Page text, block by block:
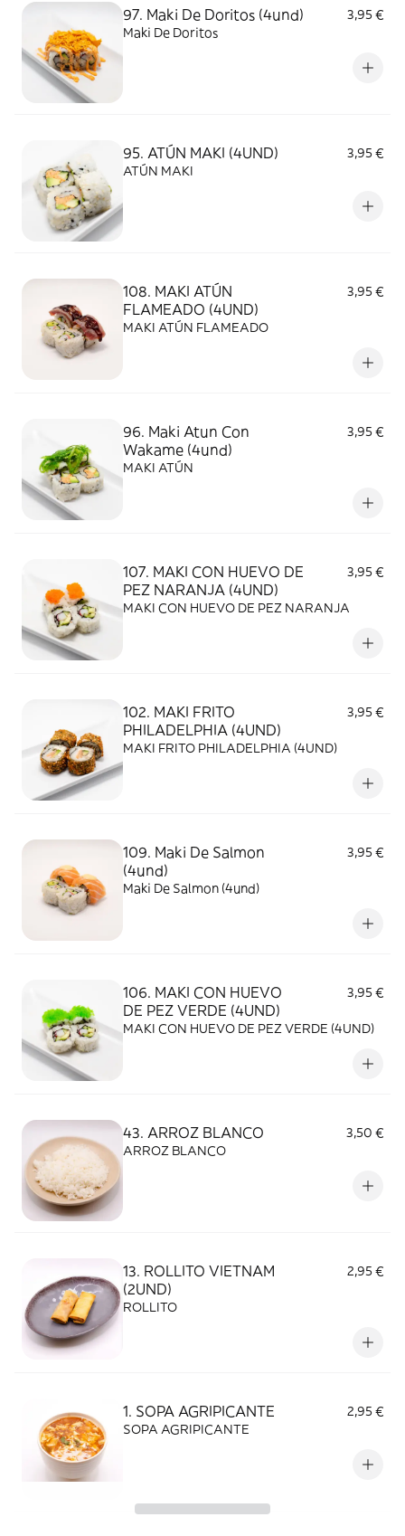
97. Maki De Doritos (4und)
3,95 €
Maki De Doritos
95. ATÚN MAKI (4UND)
3,95 €
ATÚN MAKI
108. MAKI ATÚN
FLAMEADO (4UND)
3,95 €
MAKI ATÚN FLAMEADO
96. Maki Atun Con
Wakame (4und)
3,95 €
MAKI ATÚN
107. MAKI CON HUEVO DE
PEZ NARANJA (4UND)
3,95 €
MAKI CON HUEVO DE PEZ NARANJA
102. MAKI FRITO
PHILADELPHIA (4UND)
3,95 €
MAKI FRITO PHILADELPHIA (4UND)
109. Maki De Salmon
(4und)
3,95 €
Maki De Salmon (4und)
106. MAKI CON HUEVO
DE PEZ VERDE (4UND)
3,95 €
MAKI CON HUEVO DE PEZ VERDE (4UND)
43. ARROZ BLANCO
3,50 €
ARROZ BLANCO
13. ROLLITO VIETNAM
(2UND)
2,95 €
ROLLITO
1. SOPA AGRIPICANTE
2,95 €
SOPA AGRIPICANTE